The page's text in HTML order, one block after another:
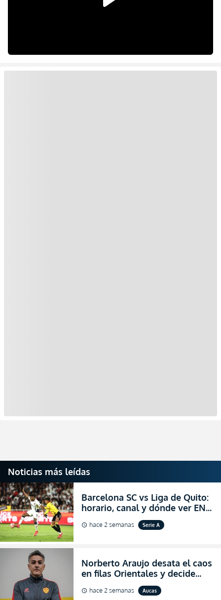
Noticias más leídas
Barcelona SC vs Liga de Quito:
horario, canal y dónde ver EN
VIVO la Fecha 22 de la LigaPro
2026
schedule hace 2 semanas Serie A
Norberto Araujo desata el caos
en filas Orientales y decide
abandonar la dirección técnica
de Aucas
schedule hace 2 semanas Aucas